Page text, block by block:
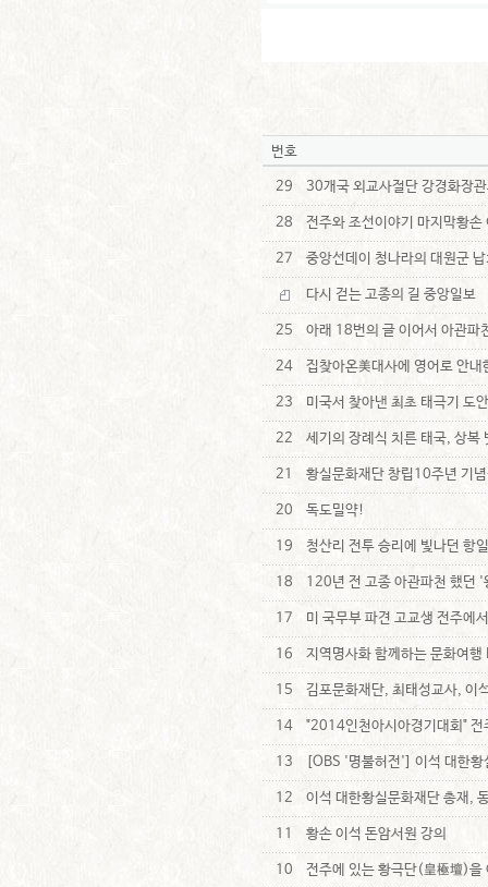
번호
29 30개국 외교사절단 강경화장
28 전주와 조선이야기 마지막황손
27 중앙선데이 청나라의 대원군
다시 걷는 고종의 길 중앙일보
25 아래 18번의 글 이어서 아관파
24 집찾아온美대사에 영어로 안
23 미국서 찾아낸 최초 태극기 도안
22 세기의 장례식 치른 태국, 상복
21 황실문화재단 창립10주년 기
20 독도밀약!
19 청산리 전투 승리에 빛나던 항
18 120년 전 고종 아관파천 했
17 미 국무부 파견 고교생 전주에
16 지역명사화 함께하는 문화여
15 김포문화재단, 최태성교사,
14 "2014인천아시아경기대회" 전
13 [OBS '명불허전'] 이석 대한황
12 이석 대한황실문화재단 총재,
11 황손 이석 돈암서원 강의
10 전주에 있는 황극단(皇極壇)